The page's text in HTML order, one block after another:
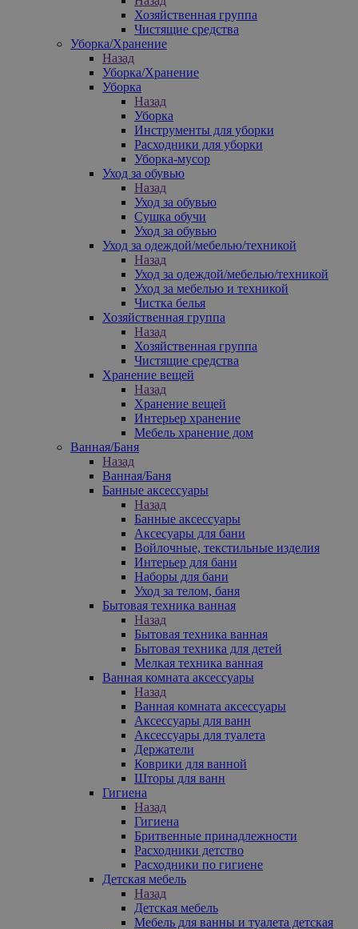
Хозяйственная группа
Чистящие средства
Уборка/Хранение
Назад
Уборка/Хранение
Уборка
Назад
Уборка
Инструменты для уборки
Расходники для уборки
Уборка-мусор
Уход за обувью
Назад
Уход за обувью
Сушка обучи
Уход за обувью
Уход за одеждой/мебелью/техникой
Назад
Уход за одеждой/мебелью/техникой
Уход за мебелью и техникой
Чистка белья
Хозяйственная группа
Назад
Хозяйственная группа
Чистящие средства
Хранение вещей
Назад
Хранение вещей
Интерьер хранение
Мебель хранение дом
Ванная/Баня
Назад
Ванная/Баня
Банные аксессуары
Назад
Банные аксессуары
Аксесуары для бани
Войлочные, текстильные изделия
Интерьер для бани
Наборы для бани
Уход за телом, баня
Бытовая техника ванная
Назад
Бытовая техника ванная
Бытовая техника для детей
Мелкая техника ванная
Ванная комната аксессуары
Назад
Ванная комната аксессуары
Аксессуары для ванн
Аксессуары для туалета
Держатели
Коврики для ванной
Шторы для ванн
Гигиена
Назад
Гигиена
Бритвенные принадлежности
Расходники детство
Расходники по гигиене
Детская мебель
Назад
Детская мебель
Мебель для ванны и туалета детская